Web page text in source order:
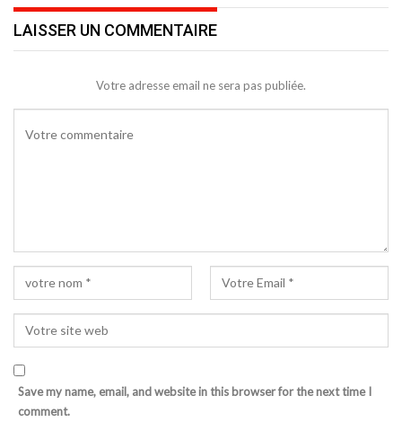
LAISSER UN COMMENTAIRE
Votre adresse email ne sera pas publiée.
Save my name, email, and website in this browser for the next time I
comment.